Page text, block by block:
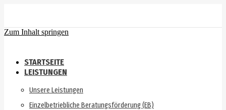
Zum Inhalt springen
STARTSEITE
LEISTUNGEN
Unsere Leistungen
Einzelbetriebliche Beratungsförderung (EB)